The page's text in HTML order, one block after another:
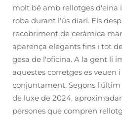
molt bé amb rellotges d'eina
roba durant l'ús diari. Els
recobriment de ceràmica
aparença elegants fins i tot
gesa de l'oficina. A la gent li
aquestes corretges es veuen
conjuntament. Segons
de luxe de 2024,
persones que compren